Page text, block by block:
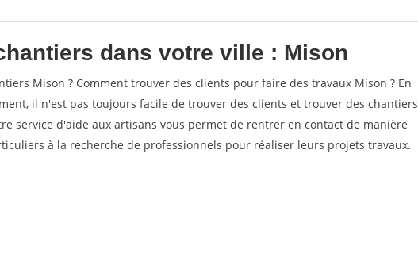
dans votre ville : Mison
Mison ? Comment trouver des clients pour faire des travaux Mison ? En
il n'est pas toujours facile de trouver des clients et trouver des chantiers
service d'aide aux artisans vous permet de rentrer en contact de manière
à la recherche de professionnels pour réaliser leurs projets travaux.